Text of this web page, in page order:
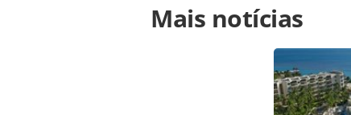
https://www.panrotas.com.br/
diretor-do-wtc-events-center-e-
ferramentas oferecidas na
é protegido pela legislação
sem autorização da PANROTAS
Mais notícias